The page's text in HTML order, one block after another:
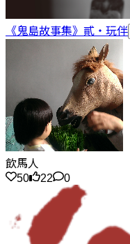
《鬼島故事集》貳・玩伴
飲馬人
50
22 0